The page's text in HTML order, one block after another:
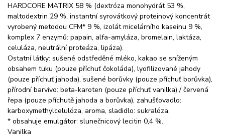
HARDCORE MATRIX 58 % (dextróza monohydrát 53 %,
maltodextrin 29 %, instantní syrovátkový proteinový koncentrát
vyrobený metodou CFM* 9 %, izolát micelárního kaseinu 9 %,
komplex 7 enzymů: papain, alfa-amyláza, bromelain, laktáza,
celuláza, neutrální proteáza, lipáza).
Ostatní látky: sušené odstředěné mléko, kakao se sníženým
obsahem tuku (pouze příchuť čokoláda), lyofilizované jahody
(pouze příchuť jahoda), sušené borůvky (pouze příchuť borůvka),
přírodní barvivo: beta-karoten (pouze příchuť vanilka) / červená
řepa (pouze příchutě jahoda a borůvka), zahušťovadlo:
karboxymethylcelulóza, aroma, sladidlo: sukralóza.
* obsahuje emulgátor: slunečnicový lecitin 0,4 %.
Vanilka